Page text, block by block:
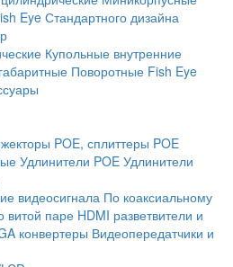
Eye Стандартного дизайна
Купольные внутренние
Поворотные Fish Eye
POE, сплиттеры POE
Удлинители POE Удлинители
видеосигнала По коаксиальному
витой паре HDMI разветвители и
конвертеры Видеопередатчики и